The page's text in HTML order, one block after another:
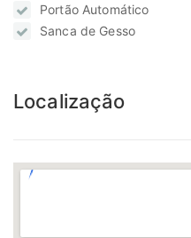
Portão Automático
Sanca de Gesso
Localização